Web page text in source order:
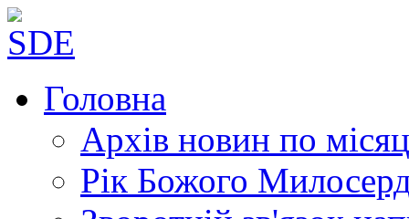
Головна
Архів новин по
Рік Божого